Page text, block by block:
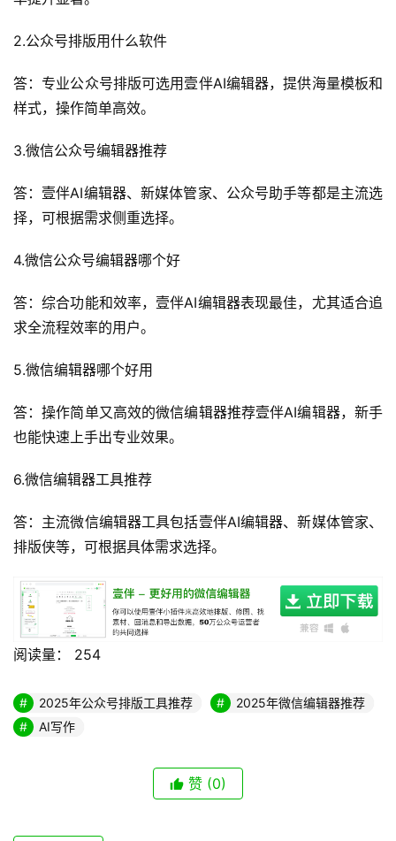
2.公众号排版用什么软件
答：专业公众号排版可选用壹伴AI编辑器，提供海量模板和
样式，操作简单高效。
3.微信公众号编辑器推荐
答：壹伴AI编辑器、新媒体管家、公众号助手等都是主流选
择，可根据需求侧重选择。
4.微信公众号编辑器哪个好
答：综合功能和效率，壹伴AI编辑器表现最佳，尤其适合追
求全流程效率的用户。
5.微信编辑器哪个好用
答：操作简单又高效的微信编辑器推荐壹伴AI编辑器，新手
也能快速上手出专业效果。
6.微信编辑器工具推荐
答：主流微信编辑器工具包括壹伴AI编辑器、新媒体管家、
排版侠等，可根据具体需求选择。
阅读量： 254
2025年公众号排版工具推荐
2025年微信编辑器推荐
AI写作
赞 (0)